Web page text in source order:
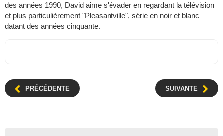
des années 1990, David aime s'évader en regardant la télévision
et plus particulièrement "Pleasantville", série en noir et blanc
datant des années cinquante.
PRÉCÉDENTE SUIVANTE